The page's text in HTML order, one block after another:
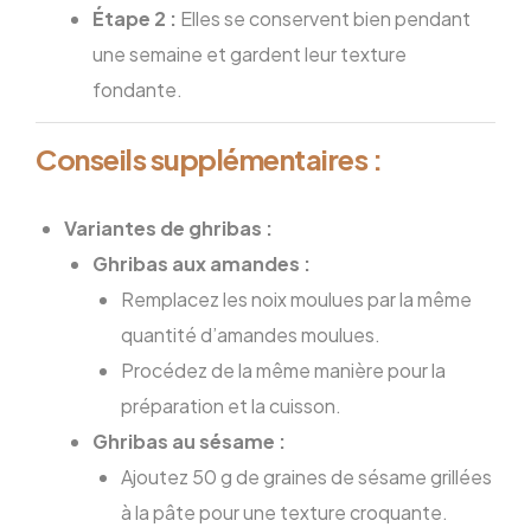
Étape 2 : Elles se conservent bien pendant
une semaine et gardent leur texture
fondante.
Conseils supplémentaires :
Variantes de ghribas :
Ghribas aux amandes :
Remplacez les noix moulues par la même
quantité d’amandes moulues.
Procédez de la même manière pour la
préparation et la cuisson.
Ghribas au sésame :
Ajoutez 50 g de graines de sésame grillées
à la pâte pour une texture croquante.